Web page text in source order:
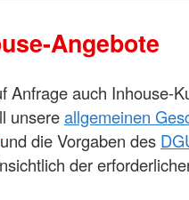
Angebote
Anfrage auch Inhouse-
unsereallgemeinen
und die Vorgaben des
der